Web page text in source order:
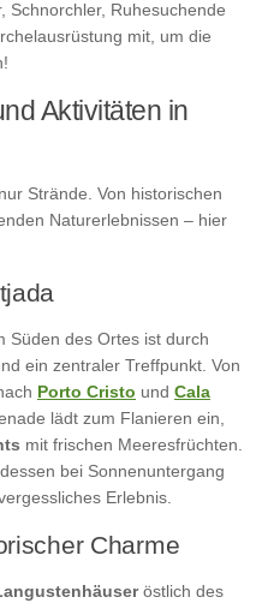
Schnorchler, Ruhesuchende
mit, um die
Aktivitäten in
Strände. Von historischen
Naturerlebnissen – hier
Süden des Ortes ist durch
ein zentraler Treffpunkt. Von
Porto Cristo und Cala
lädt zum Flanieren ein,
mit frischen Meeresfrüchten.
bei Sonnenuntergang
Erlebnis.
Charme
östlich des